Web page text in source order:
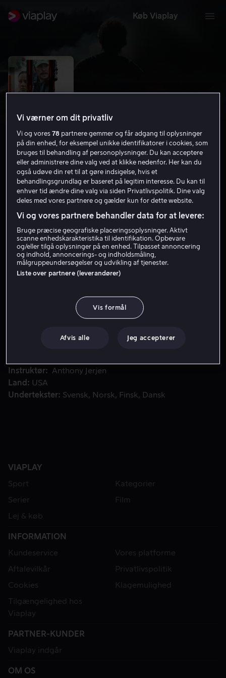
Køb Viaplay
Inherit the Viper
Thriller 2019 1 t. 20 min
15 år
Lej 49 kr
længe kan det fortsætte, inden de havner i kløerne på
politiet eller underverdenen?
Instruktør
Anthony Jerjen
Land
USA
Undertekster
Svensk Norsk Finsk Dansk
VIAPLAY
Sport
Kategorier
Serier
Film
Lej & køb
INFORMATION
Kundeservice
Vores platforme
Aftalevilkår
Privatlivspolitik
Cookies
Klagemulighed
Tilgængelighed hos
Viaplay
PARTNER-KUNDER
Viaplay indgår
OM OS
Vi værner om dit privatliv
Vi og vores78 partnere gemmer og får adgang til oplysninger
på din enhed, for eksempel unikke identifikatorer i cookies, som
bruges til behandling af personoplysninger. Du kan acceptere
eller administrere dine valg ved at klikke nedenfor. Her kan du
også udøve din ret til at gøre indsigelse, hvis et
behandlingsgrundlag er baseret på legitim interesse. Du kan til
enhver tid ændre dine valg via siden Privatlivspolitik. Dine valg
deles med vores partnere og gælder kun for dette website.
Vi og vores partnere behandler data for at levere:
Bruge præcise geografiske placeringsoplysninger. Aktivt
scanne enhedskarakteristika til identifikation. Opbevare
og/eller tilgå oplysninger på en enhed. Tilpasset annoncering
og indhold, annoncerings- og indholdsmåling,
målgruppeundersøgelser og udvikling af tjenester.
Liste over partnere (leverandører)
Vis formål
Afvis alle Jeg accepterer